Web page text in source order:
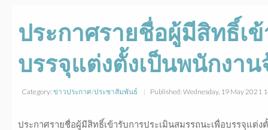
ประกาศรายชื่อผู้มีสิทธิ์เ
บรรจุแต่งตั้งเป็นพนักงาน
Category: ข่าวประกาศ/ประชาสัมพันธ์ Published: Wednesday, 19 May 2021
ประกาศรายชื่อผู้มีสิทธิ์เข้ารับการประเมินสมรรถนะเพื่อบรรจุแต่